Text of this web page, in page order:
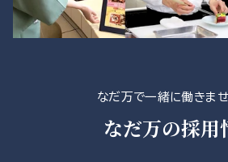
なだ万で一緒に働きま
なだ万の採用